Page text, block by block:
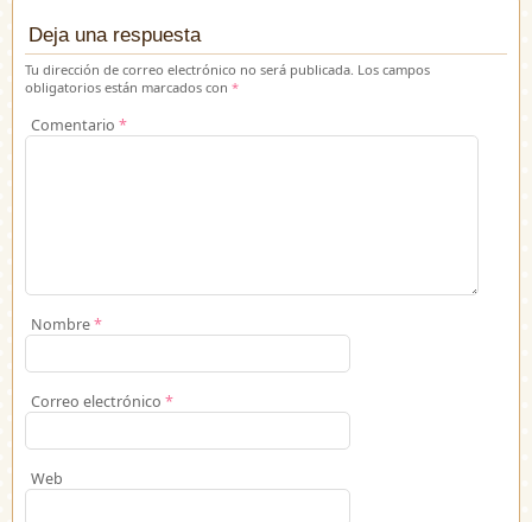
Deja una respuesta
Tu dirección de correo electrónico no será publicada. Los campos
obligatorios están marcados con *
Comentario *
Nombre*
Correo electrónico *
Web